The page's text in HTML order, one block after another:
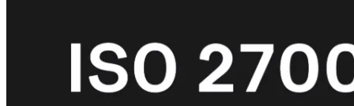
RMA
FortiCare
1